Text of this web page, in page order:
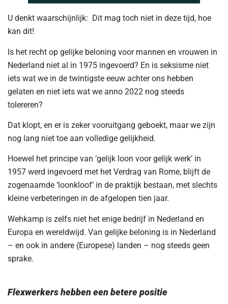
U denkt waarschijnlijk: Dit mag toch niet in deze tijd, hoe
kan dit!
Is het recht op gelijke beloning voor mannen en vrouwen in
Nederland niet al in 1975 ingevoerd? En is seksisme niet
iets wat we in de twintigste eeuw achter ons hebben
gelaten en niet iets wat we anno 2022 nog steeds
tolereren?
Dat klopt, en er is zeker vooruitgang geboekt, maar we zijn
nog lang niet toe aan volledige gelijkheid.
Hoewel het principe van ‘gelijk loon voor gelijk werk’ in
1957 werd ingevoerd met het Verdrag van Rome, blijft de
zogenaamde ‘loonkloof’ in de praktijk bestaan, met slechts
kleine verbeteringen in de afgelopen tien jaar.
Wehkamp is zelfs niet het enige bedrijf in Nederland en
Europa en wereldwijd. Van gelijke beloning is in Nederland
– en ook in andere (Europese) landen – nog steeds geen
sprake.
Flexwerkers hebben een betere positie